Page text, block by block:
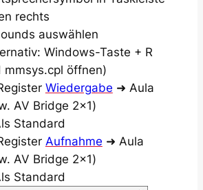
rechts
auswählen
Windows-Taste + R
mmsys.cpl öffnen)
Wiedergabe ➜ Aula
AV Bridge 2×1)
Standard
Aufnahme ➜ Aula
AV Bridge 2×1)
Standard